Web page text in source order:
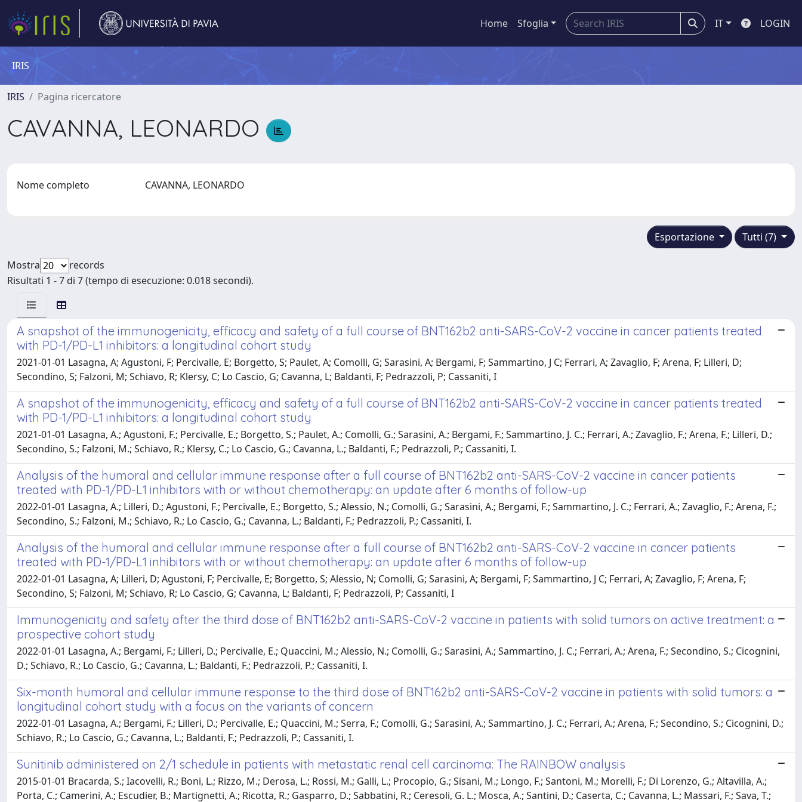
Home Sfoglia IT LOGIN
IRIS
IRIS Pagina ricercatore
CAVANNA, LEONARDO
Nome completo CAVANNA, LEONARDO
Tutti (7)
Esportazione
Mostra
records
Risultati 1 - 7 di 7 (tempo di esecuzione: 0.018 secondi).
A snapshot of the immunogenicity, efficacy and safety of a full course of BNT162b2 anti-SARS-CoV-2 vaccine in cancer patients treated
with PD-1/PD-L1 inhibitors: a longitudinal cohort study
2021-01-01 Lasagna, A; Agustoni, F; Percivalle, E; Borgetto, S; Paulet, A; Comolli, G; Sarasini, A; Bergami, F; Sammartino, J C; Ferrari, A; Zavaglio, F; Arena, F; Lilleri, D;
Secondino, S; Falzoni, M; Schiavo, R; Klersy, C; Lo Cascio, G; Cavanna, L; Baldanti, F; Pedrazzoli, P; Cassaniti, I
A snapshot of the immunogenicity, efficacy and safety of a full course of BNT162b2 anti-SARS-CoV-2 vaccine in cancer patients treated
with PD-1/PD-L1 inhibitors: a longitudinal cohort study
2021-01-01 Lasagna, A.; Agustoni, F.; Percivalle, E.; Borgetto, S.; Paulet, A.; Comolli, G.; Sarasini, A.; Bergami, F.; Sammartino, J. C.; Ferrari, A.; Zavaglio, F.; Arena, F.; Lilleri, D.;
Secondino, S.; Falzoni, M.; Schiavo, R.; Klersy, C.; Lo Cascio, G.; Cavanna, L.; Baldanti, F.; Pedrazzoli, P.; Cassaniti, I.
Analysis of the humoral and cellular immune response after a full course of BNT162b2 anti-SARS-CoV-2 vaccine in cancer patients
treated with PD-1/PD-L1 inhibitors with or without chemotherapy: an update after 6 months of follow-up
2022-01-01 Lasagna, A.; Lilleri, D.; Agustoni, F.; Percivalle, E.; Borgetto, S.; Alessio, N.; Comolli, G.; Sarasini, A.; Bergami, F.; Sammartino, J. C.; Ferrari, A.; Zavaglio, F.; Arena, F.;
Secondino, S.; Falzoni, M.; Schiavo, R.; Lo Cascio, G.; Cavanna, L.; Baldanti, F.; Pedrazzoli, P.; Cassaniti, I.
Analysis of the humoral and cellular immune response after a full course of BNT162b2 anti-SARS-CoV-2 vaccine in cancer patients
treated with PD-1/PD-L1 inhibitors with or without chemotherapy: an update after 6 months of follow-up
2022-01-01 Lasagna, A; Lilleri, D; Agustoni, F; Percivalle, E; Borgetto, S; Alessio, N; Comolli, G; Sarasini, A; Bergami, F; Sammartino, J C; Ferrari, A; Zavaglio, F; Arena, F;
Secondino, S; Falzoni, M; Schiavo, R; Lo Cascio, G; Cavanna, L; Baldanti, F; Pedrazzoli, P; Cassaniti, I
Immunogenicity and safety after the third dose of BNT162b2 anti-SARS-CoV-2 vaccine in patients with solid tumors on active treatment: a
prospective cohort study
2022-01-01 Lasagna, A.; Bergami, F.; Lilleri, D.; Percivalle, E.; Quaccini, M.; Alessio, N.; Comolli, G.; Sarasini, A.; Sammartino, J. C.; Ferrari, A.; Arena, F.; Secondino, S.; Cicognini,
D.; Schiavo, R.; Lo Cascio, G.; Cavanna, L.; Baldanti, F.; Pedrazzoli, P.; Cassaniti, I.
Six-month humoral and cellular immune response to the third dose of BNT162b2 anti-SARS-CoV-2 vaccine in patients with solid tumors: a
longitudinal cohort study with a focus on the variants of concern
2022-01-01 Lasagna, A.; Bergami, F.; Lilleri, D.; Percivalle, E.; Quaccini, M.; Serra, F.; Comolli, G.; Sarasini, A.; Sammartino, J. C.; Ferrari, A.; Arena, F.; Secondino, S.; Cicognini, D.;
Schiavo, R.; Lo Cascio, G.; Cavanna, L.; Baldanti, F.; Pedrazzoli, P.; Cassaniti, I.
Sunitinib administered on 2/1 schedule in patients with metastatic renal cell carcinoma: The RAINBOW analysis
2015-01-01 Bracarda, S.; Iacovelli, R.; Boni, L.; Rizzo, M.; Derosa, L.; Rossi, M.; Galli, L.; Procopio, G.; Sisani, M.; Longo, F.; Santoni, M.; Morelli, F.; Di Lorenzo, G.; Altavilla, A.;
Porta, C.; Camerini, A.; Escudier, B.; Martignetti, A.; Ricotta, R.; Gasparro, D.; Sabbatini, R.; Ceresoli, G. L.; Mosca, A.; Santini, D.; Caserta, C.; Cavanna, L.; Massari, F.; Sava, T.;